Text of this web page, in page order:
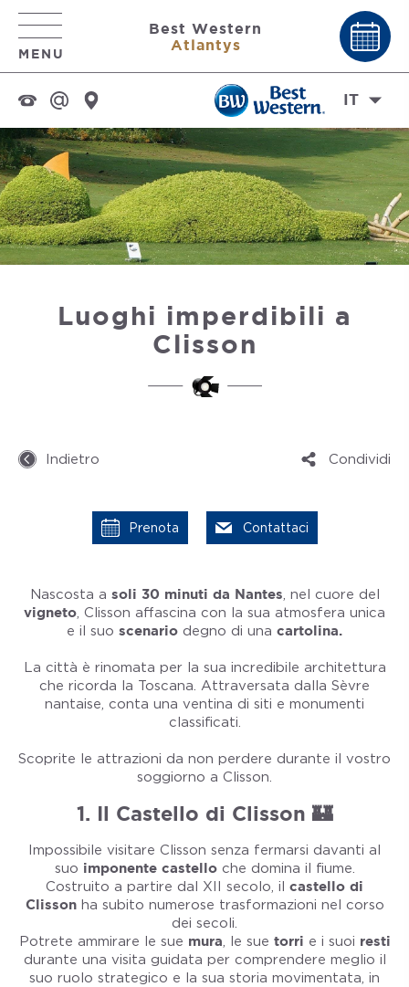
MENU
Best Western
Atlantys
IT
Luoghi imperdibili a
Clisson
Indietro Condividi
Prenota Contattaci
Nascosta a soli 30 minuti da Nantes, nel cuore del
vigneto, Clisson affascina con la sua atmosfera unica
e il suo scenario degno di una cartolina.
La città è rinomata per la sua incredibile architettura
che ricorda la Toscana. Attraversata dalla Sèvre
nantaise, conta una ventina di siti e monumenti
classificati.
Scoprite le attrazioni da non perdere durante il vostro
soggiorno a Clisson.
1. Il Castello di Clisson 🏰
Impossibile visitare Clisson senza fermarsi davanti al
suo imponente castelloche domina il fiume.
Costruito a partire dal XII secolo, il castello di
Clissonha subito numerose trasformazioni nel corso
dei secoli.
Potrete ammirare le sue mura, le sue torri e i suoi resti
durante una visita guidata per comprendere meglio il
suo ruolo strategico e la sua storia movimentata, in